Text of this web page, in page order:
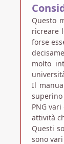
Questo
ricreare
forse
molto
Il
PNG
attività
Questi
sono